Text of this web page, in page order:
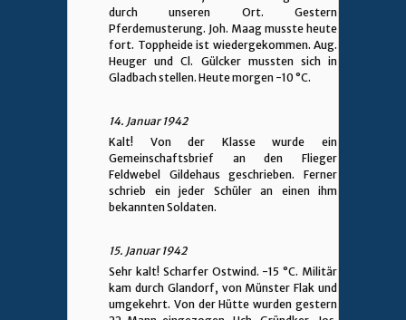
durch unseren Ort. Gestern
Pferdemusterung. Joh. Maag musste heute
fort. Toppheide ist wiedergekommen. Aug.
Heuger und Cl. Gülcker mussten sich in
Gladbach stellen. Heute morgen -10 °C.
14. Januar 1942
Kalt! Von der Klasse wurde ein
Gemeinschaftsbrief an den Flieger
Feldwebel Gildehaus geschrieben. Ferner
schrieb ein jeder Schüler an einen ihm
bekannten Soldaten.
15. Januar 1942
Sehr kalt! Scharfer Ostwind. -15 °C. Militär
kam durch Glandorf, von Münster Flak und
umgekehrt. Von der Hütte wurden gestern